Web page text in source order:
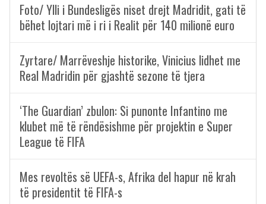
Foto/ Ylli i Bundesligës niset drejt Madridit, gati të
bëhet lojtari më i ri i Realit për 140 milionë euro
Zyrtare/ Marrëveshje historike, Vinicius lidhet me
Real Madridin për gjashtë sezone të tjera
‘The Guardian’ zbulon: Si punonte Infantino me
klubet më të rëndësishme për projektin e Super
League të FIFA
Mes revoltës së UEFA-s, Afrika del hapur në krah
të presidentit të FIFA-s